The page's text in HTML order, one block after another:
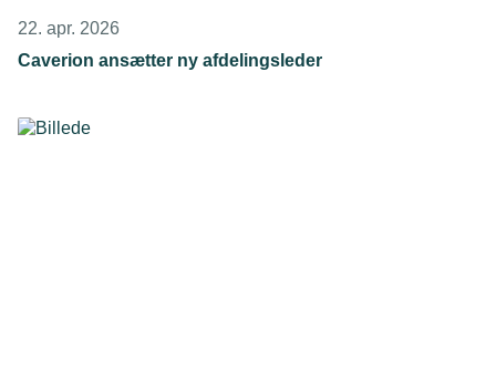
22. apr. 2026
Caverion ansætter ny afdelingsleder